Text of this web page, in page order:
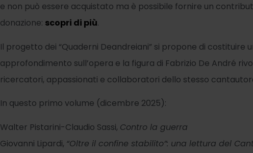
e non può essere acquistato ma è possibile fornire un
donazione: scopri di più.
Il progetto dei “Quaderni Deandreiani” si propone di costituire
approfondimento sull’opera e la figura di Fabrizio De André
ricercatori, appassionati e collaboratori dello stesso
In questo primo volume (dicembre 2025):
Walter Pistarini-Claudio Sassi, Contro la guerra
Giovanni Lipardi, “Oltre il confine stabilito”: una lettura del